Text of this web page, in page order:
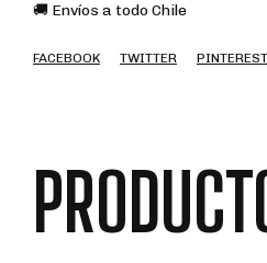
🚚 Envíos a todo Chile
FACEBOOK TWITTER PINTEREST